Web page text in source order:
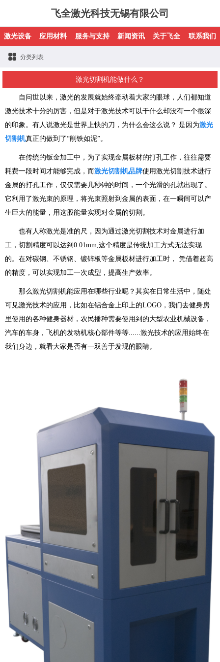
飞全激光科技无锡有限公司
激光设备 应用材料 服务与支持 新闻资讯 关于飞全 联系我们
分类列表
激光切割机能做什么？
自问世以来，激光的发展就始终牵动着大家的眼球，人们都知道
激光技术十分的厉害，但是对于激光技术可以干什么却没有一个很深
的印象。有人说激光是世界上快的刀，为什么会这么说？ 是因为激光
切割机真正的做到了“削铁如泥”。
在传统的钣金加工中，为了实现金属板材的打孔工作，往往需要
耗费一段时间才能够完成，而激光切割机品牌使用激光切割技术进行
金属的打孔工作，仅仅需要几秒钟的时间，一个光滑的孔就出现了。
它利用了激光束的原理，将光束照射到金属的表面，在一瞬间可以产
生巨大的能量，用这股能量实现对金属的切割。
也有人称激光是准的尺，因为通过激光切割技术对金属进行加
工，切割精度可以达到0.01mm,这个精度是传统加工方式无法实现
的。在对碳钢、不锈钢、镀锌板等金属板材进行加工时， 凭借着超高
的精度，可以实现加工一次成型，提高生产效率。
那么激光切割机能应用在哪些行业呢？其实在日常生活中，随处
可见激光技术的应用，比如在铝合金上印上的LOGO，我们去健身房
里使用的各种健身器材，农民播种需要使用到的大型农业机械设备，
汽车的车身，飞机的发动机核心部件等等......激光技术的应用始终在
我们身边，就看大家是否有一双善于发现的眼睛。